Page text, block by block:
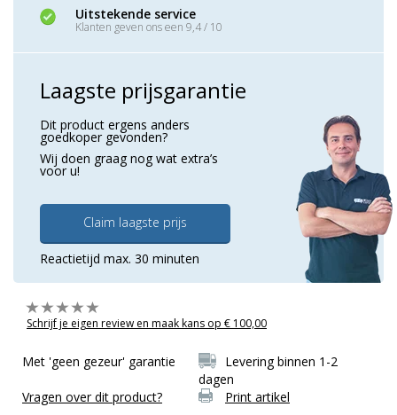
Uitstekende service
Klanten geven ons een 9,4 / 10
Laagste prijsgarantie
Dit product ergens anders
goedkoper gevonden?
Wij doen graag nog wat extra’s
voor u!
Claim laagste prijs
Reactietijd max. 30 minuten
Schrijf je eigen review en maak kans op € 100,00
Met 'geen gezeur' garantie
Levering binnen 1-2
dagen
Vragen over dit product?
Print artikel